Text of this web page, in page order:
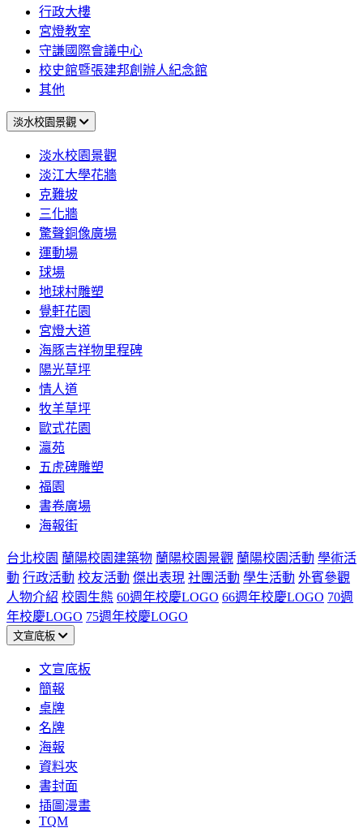
行政大樓
宮燈教室
守謙國際會議中心
校史館暨張建邦創辦人紀念館
其他
淡水校園景觀
淡水校園景觀
淡江大學花牆
克難坡
三化牆
驚聲銅像廣場
運動場
球場
地球村雕塑
覺軒花園
宮燈大道
海豚吉祥物里程碑
陽光草坪
情人道
牧羊草坪
歐式花園
瀛苑
五虎碑雕塑
福園
書卷廣場
海報街
台北校園 蘭陽校園建築物 蘭陽校園景觀 蘭陽校園活動 學術活
動 行政活動 校友活動 傑出表現 社團活動 學生活動 外賓參觀
人物介紹 校園生態 60週年校慶LOGO 66週年校慶LOGO 70週
年校慶LOGO 75週年校慶LOGO
文宣底板
文宣底板
簡報
桌牌
名牌
海報
資料夾
書封面
插圖漫畫
TQM